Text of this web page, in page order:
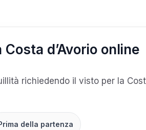
d’Avorio online
richiedendo il visto per la
della partenza